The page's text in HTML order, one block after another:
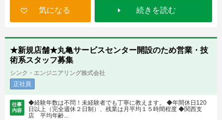
気になる 続きを読む
★新規店舗★丸亀サービスセンター開設のため営業・技
術系スタッフ募集
シンク・エンジニアリング株式会社
正社員
仕事
内容
◆経験年数は不問！未経験者でも丁寧に教えます。 ◆年間休日120
日以上（完全週休２日制）、残業は月平均１５時間程度 ◆関西支
店 平均年齢...